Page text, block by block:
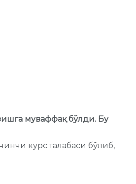
муваффақ бўлди. Бу
курс талабаси бўлиб,